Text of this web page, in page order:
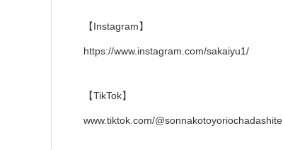
【Instagram】
https://www.instagram.com/sakaiyu1/
【TikTok】
www.tiktok.com/@sonnakotoyoriochadashite